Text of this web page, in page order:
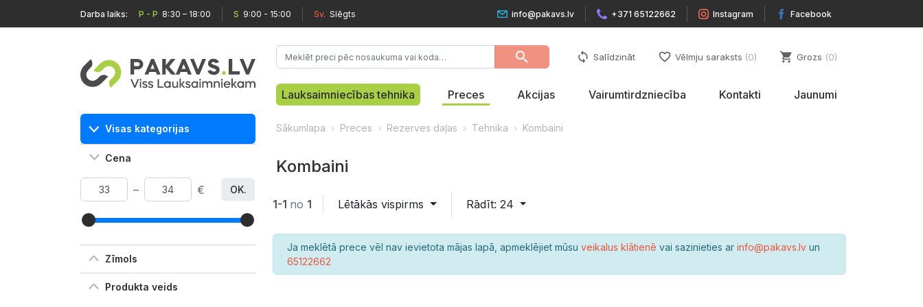
Darba laiks: P - P 8:30 – 18:00 S 9:00 - 15:00 Sv. Slēgts info@pakavs.lv +371 65122662 Instagram Facebook
search sync Salīdzināt favorite_border Vēlmju saraksts 0 shopping_cart Grozs 0
Lauksaimniecības tehnika Preces Akcijas Vairumtirdzniecība Kontakti Jaunumi
Visas kategorijas
Cena
– € OK.
Zīmols
Produkta veids
Sākumlapa Preces Rezerves daļas Tehnika Kombaini
Kombaini
1-1 no 1 Lētākās vispirms Rādīt: 24
Ja meklētā prece vēl nav ievietota mājas lapā, apmeklējiet mūsu veikalus klātienē vai sazinieties ar info@pakavs.lv un
65122662